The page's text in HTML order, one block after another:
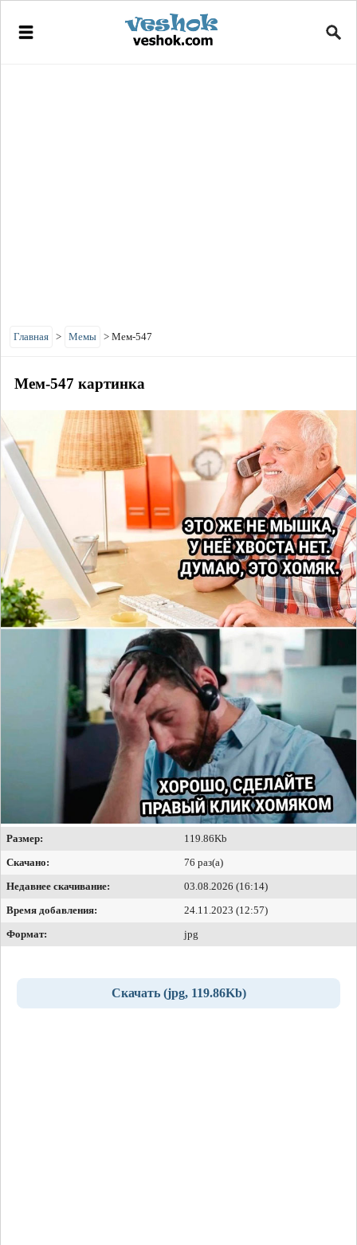
Главная > Мемы > Мем-547
Мем-547 картинка
Размер:
119.86Kb
Скачано:
76 раз(а)
Недавнее скачивание:
03.08.2026 (16:14)
Время добавления:
24.11.2023 (12:57)
Формат:
jpg
Скачать (jpg, 119.86Kb)